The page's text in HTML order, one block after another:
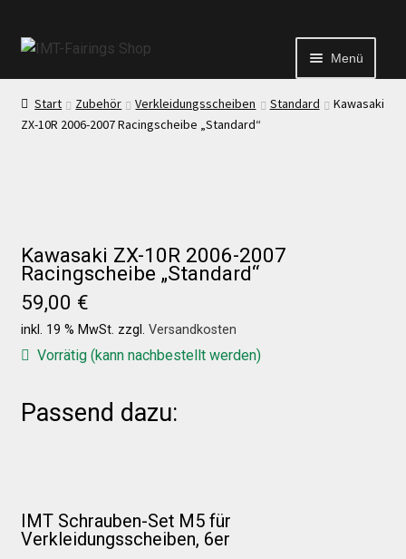
Menü
Start
News
Test Startseite
Infos zu unseren Produkten
Start Zubehör Verkleidungsscheiben Standard
Kawasaki
ZX-10R 2006-2007 Racingscheibe „Standard“
Kawasaki ZX-10R 2006-2007
Racingscheibe „Standard“
59,00 €
inkl. 19 % MwSt. zzgl. Versandkosten
Vorrätig (kann nachbestellt werden)
Passend dazu:
IMT Schrauben-Set M5 für
Verkleidungsscheiben, 6er